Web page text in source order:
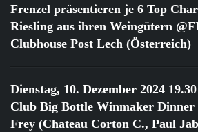
Frenzel präsentieren je 6 Top
Riesling aus ihren Weingütern
Clubhouse Post Lech (Österreich)
Dienstag, 10. Dezember 2024
Club Big Bottle Winmaker
Frey (Chateau Corton C., Paul